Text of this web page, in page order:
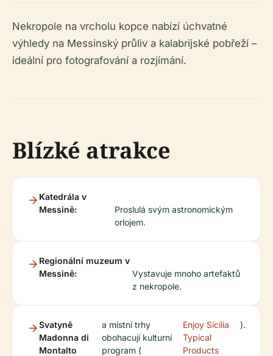
Nekropole na vrcholu kopce nabízí úchvatné
výhledy na Messinský průliv a kalabrijské pobřeží –
ideální pro fotografování a rozjímání.
Blízké atrakce
Katedrála v
Messině:
Proslulá svým astronomickým
orlojem.
Regionální muzeum v
Messině:
Vystavuje mnoho artefaktů
z nekropole.
Svatyně
Madonna di
Montalto
a místní trhy
obohacují kulturní
program (
Enjoy Sicilia
Typical
Products
).